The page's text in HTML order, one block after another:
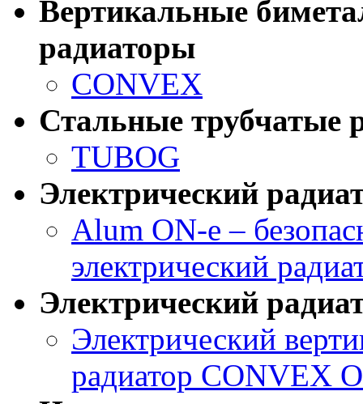
Вертикальные
радиаторы
CONVEX
Стальные трубчатые
TUBOG
Электрический
Alum ON-e –
электрический
Электрический
Электрический
радиатор CONVEX